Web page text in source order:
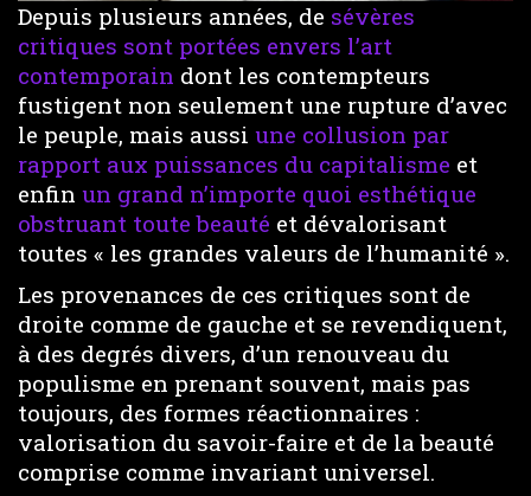
Depuis plusieurs années, de sévères
critiques sont portées envers l’art
contemporain dont les contempteurs
fustigent non seulement une rupture d’avec
le peuple, mais aussi une collusion par
rapport aux puissances du capitalisme et
enfin un grand n’importe quoi esthétique
obstruant toute beauté et dévalorisant
toutes « les grandes valeurs de l’humanité ».
Les provenances de ces critiques sont de
droite comme de gauche et se revendiquent,
à des degrés divers, d’un renouveau du
populisme en prenant souvent, mais pas
toujours, des formes réactionnaires :
valorisation du savoir-faire et de la beauté
comprise comme invariant universel.